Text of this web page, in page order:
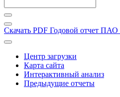
Скачать PDF Годовой отчет ПАО
Центр загрузки
Карта сайта
Интерактивный анализ
Предыдущие отчеты